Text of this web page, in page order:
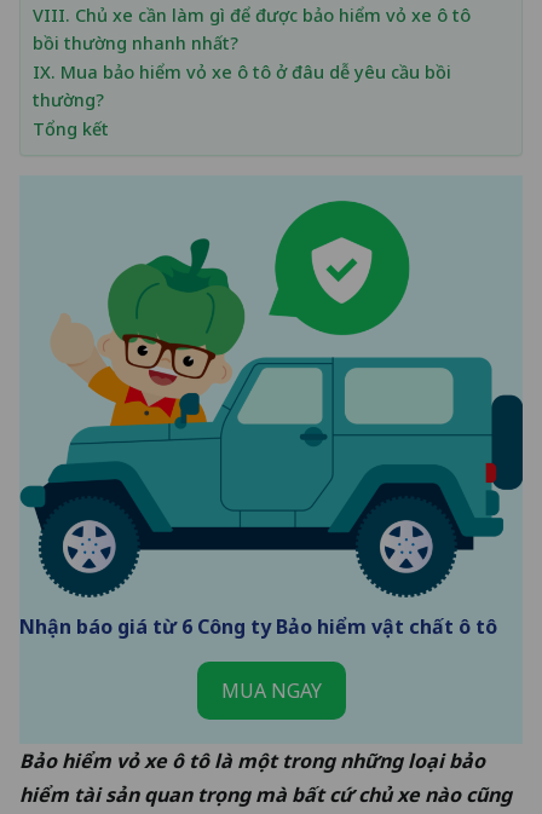
VIII. Chủ xe cần làm gì để được bảo hiểm vỏ xe ô tô
bồi thường nhanh nhất?
IX. Mua bảo hiểm vỏ xe ô tô ở đâu dễ yêu cầu bồi
thường?
Tổng kết
Nhận báo giá từ 6 Công ty Bảo hiểm vật chất ô tô
MUA NGAY
Bảo hiểm vỏ xe ô tô là một trong những loại bảo
hiểm tài sản quan trọng mà bất cứ chủ xe nào cũng